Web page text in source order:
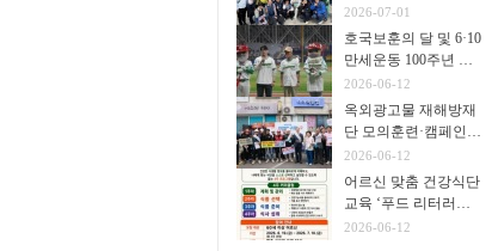
31명
2026-07-01
호국보훈의 달 및 6·10
만세운동 100주년 고
척야구장서 시구·시타
2026-06-12
옥외광고물 재해방재
단 모의훈련·캠페인
실시
2026-06-12
어르신 맞춤 건강식단
교육 ‘푸드 리터러시
클래스’ 운영
2026-06-12